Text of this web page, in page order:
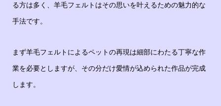
る方は多く、羊毛フェルトはその思いを叶えるための魅力的な
手法です。
まず羊毛フェルトによるペットの再現は細部にわたる丁寧な作
業を必要としますが、その分だけ愛情が込められた作品が完成
します。